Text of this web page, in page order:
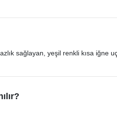
sağlayan, yeşil renkli kısa iğne